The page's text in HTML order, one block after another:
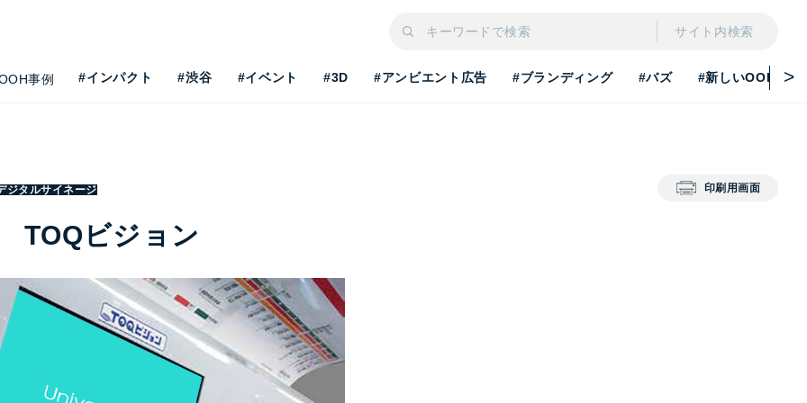
サイト内検索
事例 #インパクト #渋谷 #イベント #3D #アンビエント広告 #ブランディング #バズ #新しいOOH
新事情を知りたい
ジタルサイネージ 印刷用画面
TOQビジョン